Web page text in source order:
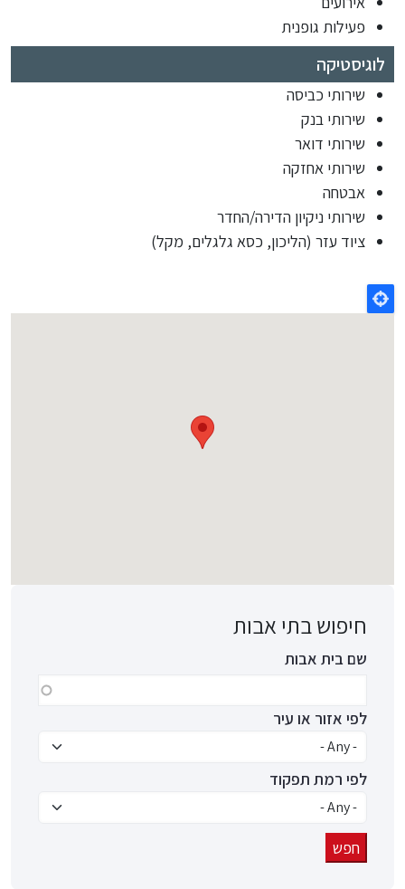
פעילות גופנית
לוגיסטיקה
שירותי כביסה
שירותי בנק
שירותי דואר
שירותי אחזקה
אבטחה
שירותי ניקיון הדירה/החדר
ציוד עזר (הליכון, כסא גלגלים, מקל)
חיפוש בתי אבות
שם בית אבות
לפי אזור או עיר
לפי רמת תפקוד